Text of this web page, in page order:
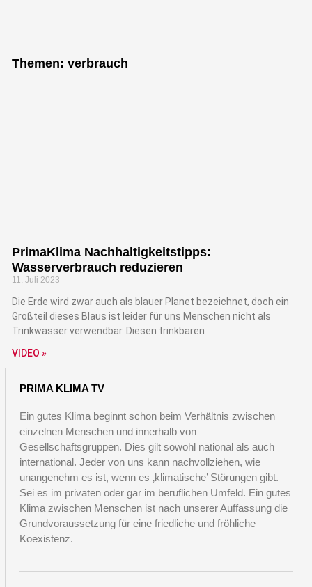
Themen: verbrauch
PrimaKlima Nachhaltigkeitstipps:
Wasserverbrauch reduzieren
11. Juli 2023
Die Erde wird zwar auch als blauer Planet bezeichnet, doch ein
Großteil dieses Blaus ist leider für uns Menschen nicht als
Trinkwasser verwendbar. Diesen trinkbaren
VIDEO »
PRIMA KLIMA TV
Ein gutes Klima beginnt schon beim Verhältnis zwischen
einzelnen Menschen und innerhalb von
Gesellschaftsgruppen. Dies gilt sowohl national als auch
international. Jeder von uns kann nachvollziehen, wie
unangenehm es ist, wenn es ‚klimatische’ Störungen gibt.
Sei es im privaten oder gar im beruflichen Umfeld. Ein gutes
Klima zwischen Menschen ist nach unserer Auffassung die
Grundvoraussetzung für eine friedliche und fröhliche
Koexistenz.